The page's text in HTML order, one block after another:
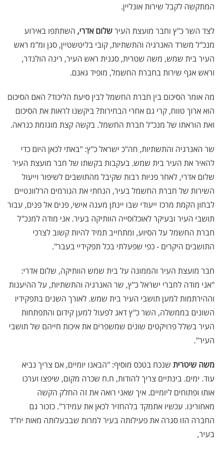
המתקשה לקבל שירות אונליין.
לצד השר כ"ץ וחבר מועצת העירשלום אדרי, השתתפו באירוע
מנכ"ל משרד האנרגיה והתשתיות, קובי בליטשטיין, סגן ומ"מ ראש
העיר בית שמש, משה שטרית, סגנית ראש העיר, רינה הולנדר,
וראש אגף שירות בחברת החשמל, מופיד גאנם.
מה אומר הסיכום בין חברת החשמל לבין סיעת הליכוד? האם הסיכום
הוא ארוך טווח, קרי גם אחרי הבחירות? ביקשנו לראות את הסיכום
ואת הוראתו של מנכ"ל חברת החשמל. בקשה קצת מוגזמת כנראה.
שר האנרגיה והתשתיות, חה"כ ישראל כ"ץ: "באתי לכאן היום כדי
להאיר את העיר בית שמש. בעקבות בקשתו של חבר מועצת העיר
שלום אדרי, לאחר פניות רבות שקיבל מהתושבים לשיפור וייעול
השירות של חברת החשמל בעיר, הנחתי את הגורמים הרלוונטיים
לבחון הקמת מרכז ייעודי שבו יינתן מענה אישי, פנים אל פנים, עבור
תושבי העיר ובעיקר לאוכלוסייה הוותיקה בעיר. אני מודה למנכ"ל
חברת החשמל על הסיוע, ומתחייב תמיד להיות קשוב לצרכי
התושבים היקרים - כפי שפעלתי בכל תפקידיי בעבר".
חבר מועצת העיר והממונה על בית שמש הוותיקה, שלום אדרי:
"אני מודה לחברי ישראל כ"ץ, שר האנרגיה והתשתיות, על ההיענות
וההירתמות למען תושבי העיר בית שמש. לאורך השנים בתפקידיו
השונים בממשלה, השר כ"ץ דאג לפעול למען קידום והתפתחות
העיר בשלל פרויקטים שונים שמשפרים את איכות חייהם של תושבי
העיר".
משה שיטרית שנכח בטכס מוסיף: "הבאנו יומיים, אם צריך נביא
עוד. ימים. בינתיים צריך להודות, ח.ח שכרה מקום, שיפצו וערכו
אותו ופתוחים ליומיים. איך שאני רואה את זה החלק הקשה
מאחורינו. עכשיו אתמקד בלהחזיר לכאן את עמידר". כזכור גם
החברה הזו סגרה את פעילותה בעיר למרות שבבעלותה מאות יח"ד
בעיר,